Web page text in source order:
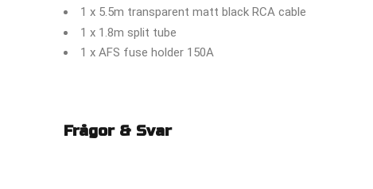
1 x 5.5m transparent matt black RCA cable
1 x 1.8m split tube
1 x AFS fuse holder 150A
Frågor & Svar